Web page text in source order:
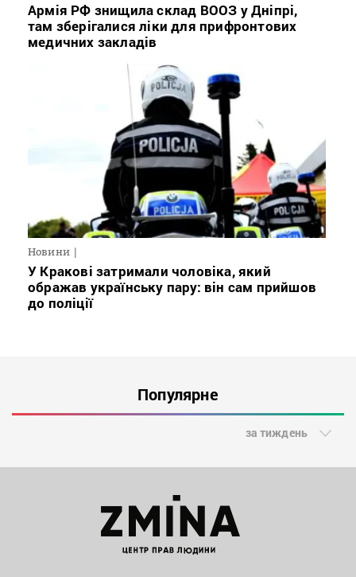
Армія РФ знищила склад ВООЗ у Дніпрі,
там зберігалися ліки для прифронтових
медичних закладів
Новини
У Кракові затримали чоловіка, який
ображав українську пару: він сам прийшов
до поліції
Популярне
за тиждень